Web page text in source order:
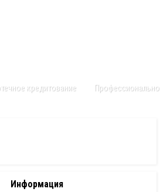
кредитование Профессионально
Информация